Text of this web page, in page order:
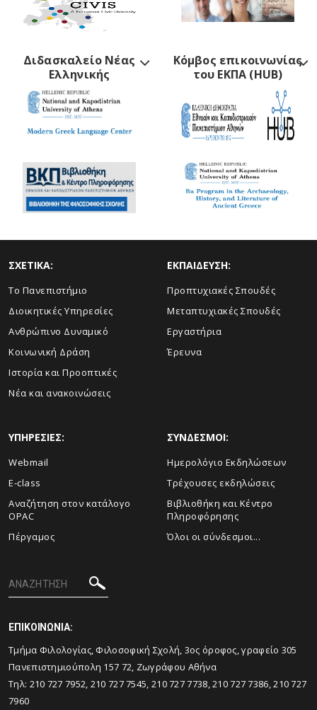
Διδασκαλείο Νέας
Ελληνικής
Κόμβος επικοινωνίας
του ΕΚΠΑ (HUB)
ΣΧΕΤΙΚΑ:
Το Πανεπιστήμιο
Διοικητικές Υπηρεσίες
Ανθρώπινο Δυναμικό
Κοινωνική Δράση
Ιστορία και Προοπτικές
Νέα και ανακοινώσεις
ΕΚΠΑΙΔΕΥΣΗ:
Προπτυχιακές Σπουδές
Μεταπτυχιακές Σπουδές
Εργαστήρια
Έρευνα
ΥΠΗΡΕΣΙΕΣ:
Webmail
E-class
Αναζήτηση στον κατάλογο
OPAC
Πέργαμος
ΣΥΝΔΕΣΜΟΙ:
Ημερολόγιο Εκδηλώσεων
Τρέχουσες εκδηλώσεις
Βιβλιοθήκη και Κέντρο
Πληροφόρησης
Όλοι οι σύνδεσμοι...
ΕΠΙΚΟΙΝΩΝΙΑ:
Tμήμα Φιλολογίας, Φιλοσοφική Σχολή, 3ος όροφος, γραφείο 305
Πανεπιστημιούπολη 157 72, Ζωγράφου Αθήνα
Τηλ: 210 727 7952, 210 727 7545, 210 727 7738, 210 727 7386, 210 727
7960